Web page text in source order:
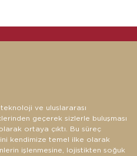
ve uluslararası
geçerek sizlerle buluşması
ortaya çıktı. Bu süreç
kendimize temel ilke olarak
işlenmesine, lojistikten soğuk